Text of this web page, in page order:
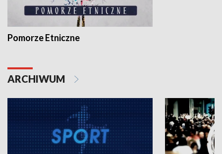
Pomorze Etniczne
ARCHIWUM